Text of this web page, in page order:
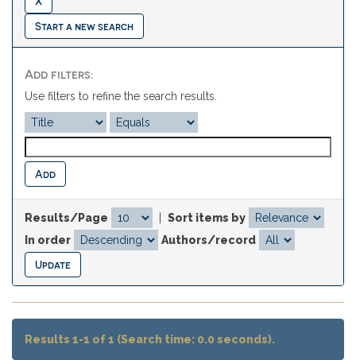
Start a new search
Add filters:
Use filters to refine the search results.
Results/Page
Sort items by
In order
Authors/record
Results 1-1 of 1 (Search time: 0.0 seconds).